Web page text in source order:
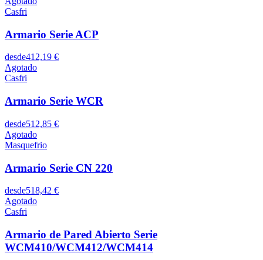
Casfri
Armario Serie ACP
desde412,19 €
Agotado
Casfri
Armario Serie WCR
desde512,85 €
Agotado
Masquefrio
Armario Serie CN 220
desde518,42 €
Agotado
Casfri
Armario de Pared Abierto Serie
WCM410/WCM412/WCM414